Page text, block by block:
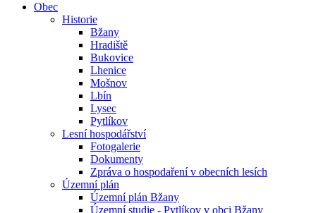
Obec
Historie
Bžany
Hradiště
Bukovice
Lhenice
Mošnov
Lbín
Lysec
Pytlíkov
Lesní hospodářství
Fotogalerie
Dokumenty
Zpráva o hospodaření v obecních lesích
Územní plán
Územní plán Bžany
Územní studie - Pytlíkov v obci Bžany